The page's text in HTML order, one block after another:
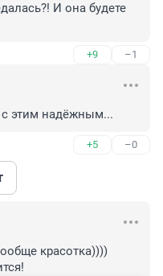
И она будете
+9 –1
этим надёжным...
+5 –0
красотка))))